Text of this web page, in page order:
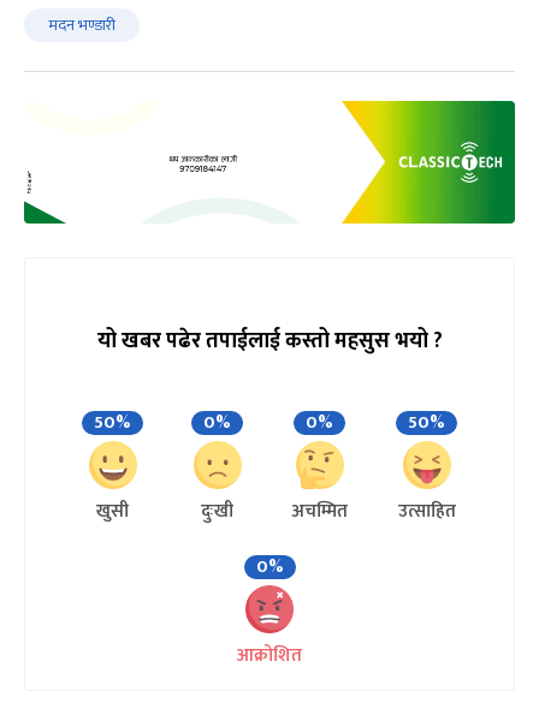
मदन भण्डारी
यो खबर पढेर तपाईलाई कस्तो महसुस भयो ?
50%
खुसी
0%
दुःखी
0%
अचम्मित
50%
उत्साहित
0%
आक्रोशित